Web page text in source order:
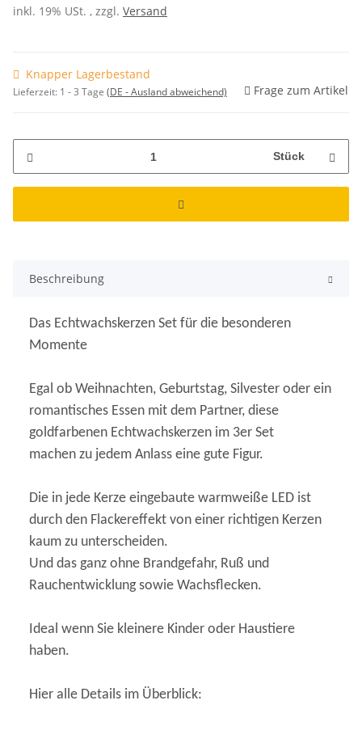
inkl. 19% USt. , zzgl. Versand
Knapper Lagerbestand
Lieferzeit: 1 - 3 Tage (DE - Ausland abweichend) Frage zum Artikel
Stück
Beschreibung
Das Echtwachskerzen Set für die besonderen
Momente
Egal ob Weihnachten, Geburtstag, Silvester oder ein
romantisches Essen mit dem Partner, diese
goldfarbenen Echtwachskerzen im 3er Set
machen zu jedem Anlass eine gute Figur.
Die in jede Kerze eingebaute warmweiße LED ist
durch den Flackereffekt von einer richtigen Kerzen
kaum zu unterscheiden.
Und das ganz ohne Brandgefahr, Ruß und
Rauchentwicklung sowie Wachsflecken.
Ideal wenn Sie kleinere Kinder oder Haustiere
haben.
Hier alle Details im Überblick: